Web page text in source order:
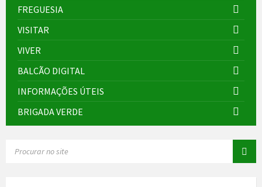
FREGUESIA
VISITAR
VIVER
BALCÃO DIGITAL
INFORMAÇÕES ÚTEIS
BRIGADA VERDE